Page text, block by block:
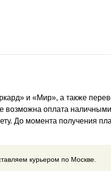
и «Мир», а также
возможна оплата
До момента получения
курьером по Москве.